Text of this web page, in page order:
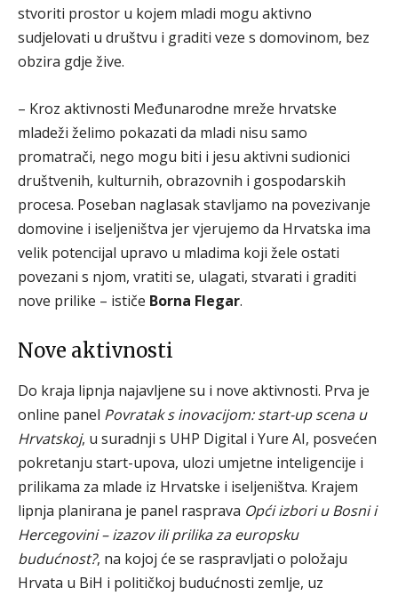
stvoriti prostor u kojem mladi mogu aktivno
sudjelovati u društvu i graditi veze s domovinom, bez
obzira gdje žive.
– Kroz aktivnosti Međunarodne mreže hrvatske
mladeži želimo pokazati da mladi nisu samo
promatrači, nego mogu biti i jesu aktivni sudionici
društvenih, kulturnih, obrazovnih i gospodarskih
procesa. Poseban naglasak stavljamo na povezivanje
domovine i iseljeništva jer vjerujemo da Hrvatska ima
velik potencijal upravo u mladima koji žele ostati
povezani s njom, vratiti se, ulagati, stvarati i graditi
nove prilike – ističe Borna Flegar.
Nove aktivnosti
Do kraja lipnja najavljene su i nove aktivnosti. Prva je
online panel Povratak s inovacijom: start-up scena u
Hrvatskoj, u suradnji s UHP Digital i Yure AI, posvećen
pokretanju start-upova, ulozi umjetne inteligencije i
prilikama za mlade iz Hrvatske i iseljeništva. Krajem
lipnja planirana je panel rasprava Opći izbori u Bosni i
Hercegovini – izazov ili prilika za europsku
budućnost?, na kojoj će se raspravljati o položaju
Hrvata u BiH i političkoj budućnosti zemlje, uz